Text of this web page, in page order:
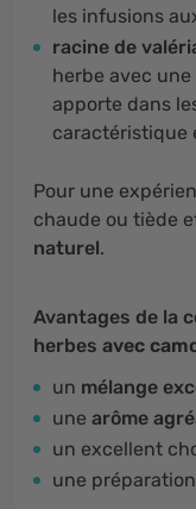
les infusions
racine de
herbe avec
apporte dans
caractéristique
Pour une
chaude ou tiède
naturel.
Avantages de la
herbes avec
un mélange
une arôme
un excellent
une préparation